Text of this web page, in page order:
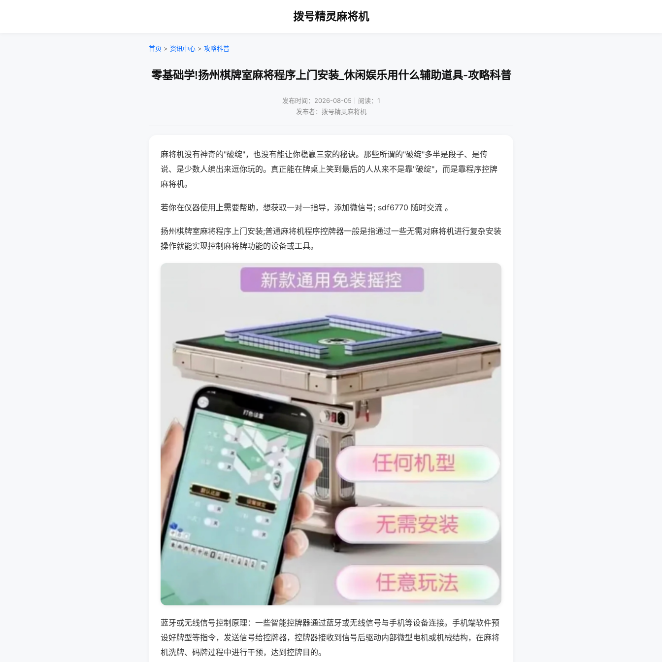
拨号精灵麻将机
首页 > 资讯中心 > 攻略科普
零基础学!扬州棋牌室麻将程序上门安装_休闲娱乐用什么辅助道具-攻略科普
发布时间：2026-08-05｜阅读：1
发布者：拨号精灵麻将机
麻将机没有神奇的"破绽"，也没有能让你稳赢三家的秘诀。那些所谓的"破绽"多半是段子、是传
说、是少数人编出来逗你玩的。真正能在牌桌上笑到最后的人从来不是靠"破绽"，而是靠程序控牌
麻将机。
若你在仪器使用上需要帮助，想获取一对一指导，添加微信号; sdf6770 随时交流 。
扬州棋牌室麻将程序上门安装;普通麻将机程序控牌器一般是指通过一些无需对麻将机进行复杂安装
操作就能实现控制麻将牌功能的设备或工具。
蓝牙或无线信号控制原理：一些智能控牌器通过蓝牙或无线信号与手机等设备连接。手机端软件预
设好牌型等指令，发送信号给控牌器，控牌器接收到信号后驱动内部微型电机或机械结构，在麻将
机洗牌、码牌过程中进行干预，达到控牌目的。